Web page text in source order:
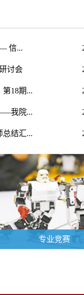
信...
讨会
18期...
我院...
总结汇...
专业竞赛